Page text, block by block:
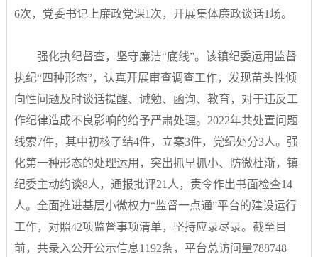
6次，党委书记上廉政党课1次，开展集体廉政谈话1场。
强化执纪督查，坚守廉洁“底线”。该镇纪委运用监督
执纪“四种形态”，认真开展审查调查工作，发现苗头性倾
向性问题及时谈话提醒、诫勉、函询、教育，对于违反工
作纪律造成不良影响的给予严肃处理。2022年共处置问题
线索7件，其中初核了结4件，立案3件，党纪处分3人。强
化第一种形态的处理运用，突出抓早抓小、防微杜渐，镇
纪委主动约谈8人，通报批评21人，责令作出书面检查14
人。全面推进基层小微权力“监督一点通”平台的建设运行
工作，对照42项监督事项清单，坚持应录尽录。截至目
前，共录入公开公示信息1192条，平台总访问量788748